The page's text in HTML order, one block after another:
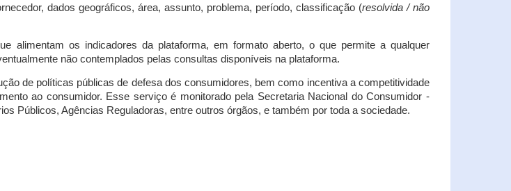
dados geográficos, área, assunto, problema, período, classificação (resolvida / não
alimentam os indicadores da plataforma, em formato aberto, o que permite a qualquer
não contemplados pelas consultas disponíveis na plataforma.
de políticas públicas de defesa dos consumidores, bem como incentiva a competitividade
ao consumidor. Esse serviço é monitorado pela Secretaria Nacional do Consumidor -
Públicos, Agências Reguladoras, entre outros órgãos, e também por toda a sociedade.